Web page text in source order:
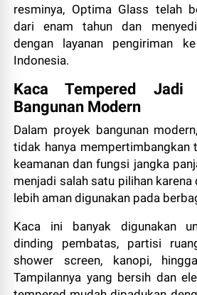
resminya, Optima Glass telah
dari enam tahun dan
dengan layanan pengiriman
Indonesia.
Kaca Tempered Jadi
Bangunan Modern
Dalam proyek bangunan
tidak hanya mempertimbangkan
keamanan dan fungsi jangka
menjadi salah satu pilihan
lebih aman digunakan pada
Kaca ini banyak digunakan
dinding pembatas, partisi
shower screen, kanopi,
Tampilannya yang bersih dan